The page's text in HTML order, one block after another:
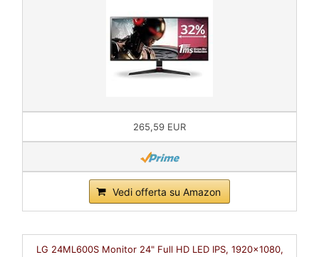
265,59 EUR
Vedi offerta su Amazon
LG 24ML600S Monitor 24" Full HD LED IPS, 1920x1080,